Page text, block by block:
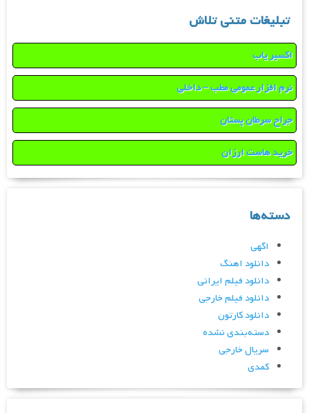
تبلیغات متنی تلاش
اکسیر یاب
نرم افزار عمومی مطب – داخلی
جراح سرطان پستان
خرید هاست ارزان
دسته‌ها
اگهی
دانلود اهنگ
دانلود فیلم ایرانی
دانلود فیلم خارجی
دانلود کارتون
دسته‌بندی نشده
سریال خارجی
کمدی